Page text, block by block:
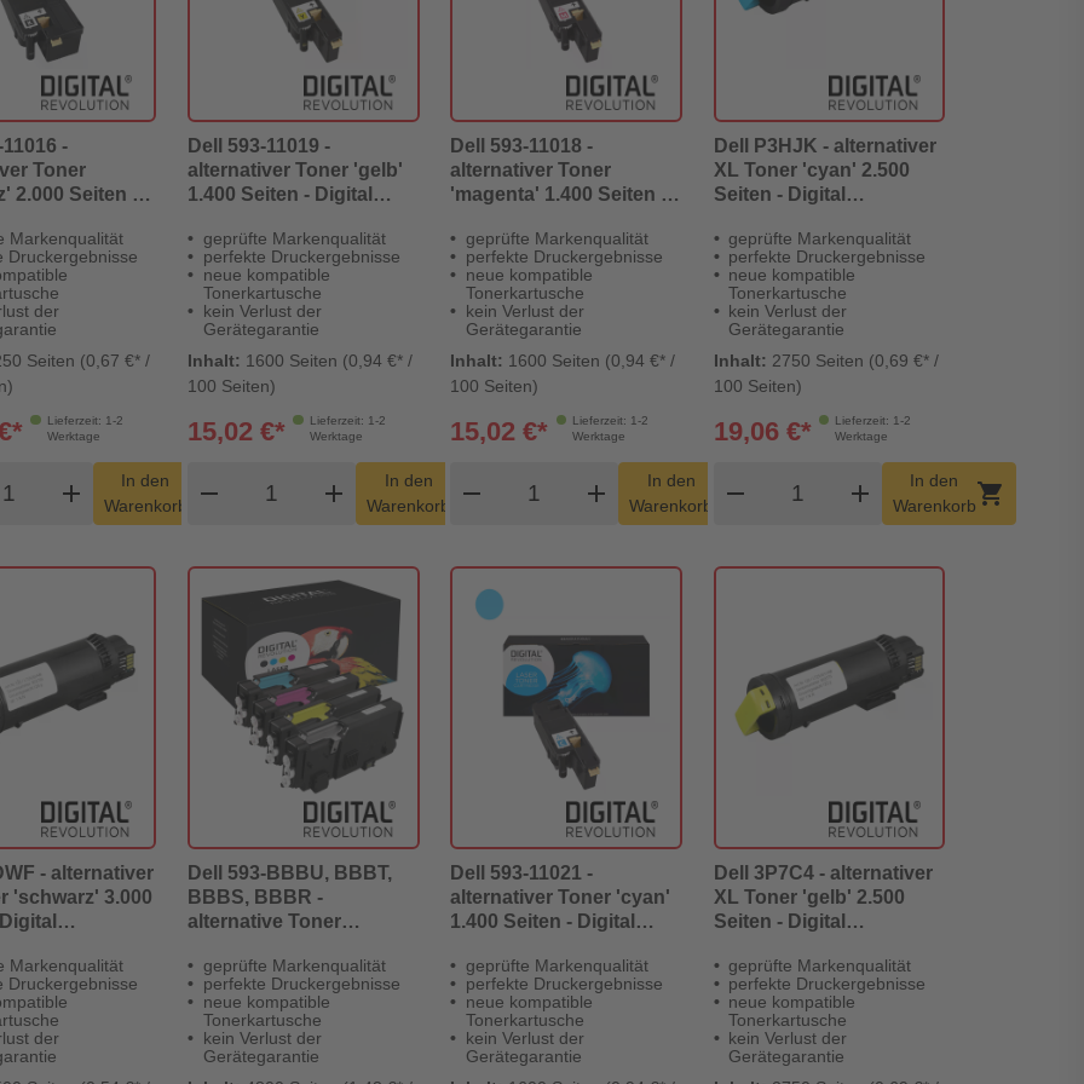
-
Toner
2.000 Seiten -
Markenqualität
Druckergebnisse
der
Seiten (0,67 €* /
Lieferzeit: 1-2
Werktage
Warenkorb Menge
add
In den
Warenkorb
shopping_cart
Dell 593-11019 -
alternativer Toner 'gelb'
1.400 Seiten - Digital
geprüfte Markenqualität
perfekte Druckergebnisse
neue kompatible
Tonerkartusche
kein Verlust der
Gerätegarantie
Inhalt: 1600 Seiten (0,94 €* /
100 Seiten)
Lieferzeit: 1-2
Werktage
15,02 €*
remove
Produkt Warenkorb Menge
add
In den
Warenkorb
shopping_cart
Dell 593-11018 -
alternativer Toner
'magenta' 1.400 Seiten -
geprüfte Markenqualität
perfekte Druckergebnisse
neue kompatible
Tonerkartusche
kein Verlust der
Gerätegarantie
Inhalt: 1600 Seiten (0,94 €* /
100 Seiten)
Lieferzeit: 1-2
Werktage
15,02 €*
remove
Produkt Warenkorb Menge
add
In den
Warenkorb
shopping_cart
Dell P3HJK - alternativer
XL Toner 'cyan' 2.500
Seiten - Digital
geprüfte Markenqualität
perfekte Druckergebnisse
neue kompatible
Tonerkartusche
kein Verlust der
Gerätegarantie
Inhalt: 2750 Seiten (0,69 €* /
100 Seiten)
Lieferzeit: 1-2
Werktage
19,06 €*
remove
Produkt Warenkorb Menge
add
In den
Warenkorbshopping_cart
- alternativer
'schwarz' 3.000
Markenqualität
Druckergebnisse
der
Dell 593-BBBU, BBBT,
BBBS, BBBR -
alternative Toner
Revolution
geprüfte Markenqualität
perfekte Druckergebnisse
neue kompatible
Tonerkartusche
kein Verlust der
Gerätegarantie
Dell 593-11021 -
alternativer Toner 'cyan'
1.400 Seiten - Digital
geprüfte Markenqualität
perfekte Druckergebnisse
neue kompatible
Tonerkartusche
kein Verlust der
Gerätegarantie
Dell 3P7C4 - alternativer
XL Toner 'gelb' 2.500
Seiten - Digital
geprüfte Markenqualität
perfekte Druckergebnisse
neue kompatible
Tonerkartusche
kein Verlust der
Gerätegarantie